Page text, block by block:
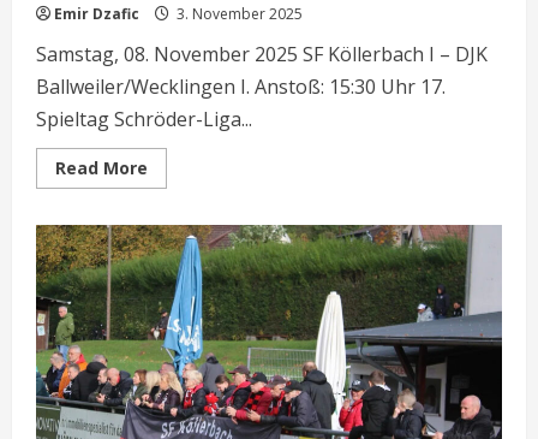
Emir Dzafic 3. November 2025
Samstag, 08. November 2025 SF Köllerbach I – DJK
Ballweiler/Wecklingen I. Anstoß: 15:30 Uhr 17.
Spieltag Schröder-Liga...
Read More
more
08.11
–
12.11.2025